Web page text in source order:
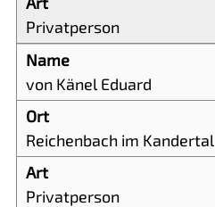
Privatperson
von Känel Eduard
Reichenbach im Kandertal
Privatperson